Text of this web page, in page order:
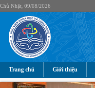
Chủ Nhật, 09/08/2026
Trang chủ Giới thiệu